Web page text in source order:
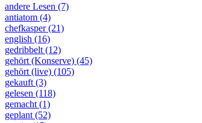
andere Lesen (7)
antiatom (4)
chefkasper (21)
english (16)
gedribbelt (12)
gehört (Konserve) (45)
gehört (live) (105)
gekauft (3)
gelesen (118)
gemacht (1)
geplant (52)